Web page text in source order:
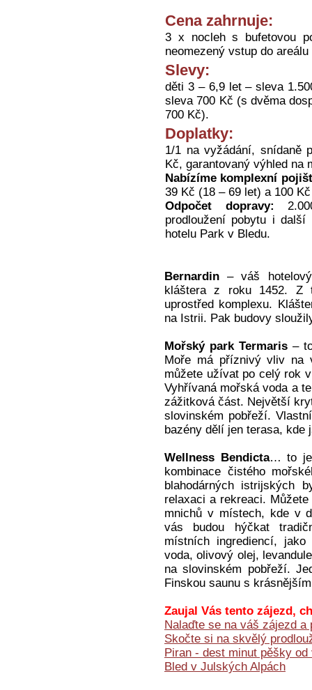
Cena zahrnuje:
3 x nocleh s bufetovou
neomezený vstup do
Slevy:
děti 3 – 6,9 let – sleva
sleva 700 Kč (s dvěma
700 Kč).
Doplatky:
1/1 na vyžádání, snídaně
Kč, garantovaný výhled na
Nabízíme komplexní
39 Kč (18 – 69 let) a 100
Odpočet dopravy:
prodloužení pobytu i
hotelu Park v Bledu.
Bernardin – váš
kláštera z roku 1452. Z
uprostřed komplexu.
na Istrii. Pak budovy
Mořský park Termaris –
Moře má příznivý vliv na
můžete užívat po celý rok
Vyhřívaná mořská voda a
zážitková část. Největší
slovinském pobřeží.
bazény dělí jen terasa, kde
Wellness Bendicta… to je
kombinace čistého
blahodárných istrijských
relaxaci a rekreaci.
mnichů v místech, kde v
vás budou hýčkat
místních ingrediencí,
voda, olivový olej,
na slovinském pobřeží.
Finskou saunu s
Zaujal Vás tento zájezd,
Nalaďte se na váš zájezd
Skočte si na skvělý
Piran - dest minut pěšky od
Bled v Julských Alpách